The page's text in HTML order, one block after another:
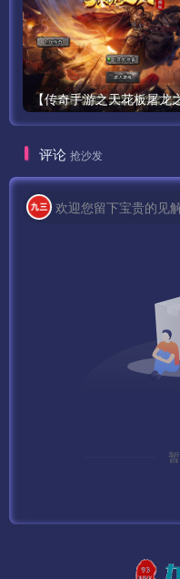
GM码：syymw.com
下面给大家介绍几个常见
——
PS:
1、这里要说明下 默认方
MYSQL默认密码：
2、如果出现 获取该区补
config185.zip 改成
4、如果防火墙没全部开
7100 （
评论 抢沙发
欢迎您留下宝贵的见